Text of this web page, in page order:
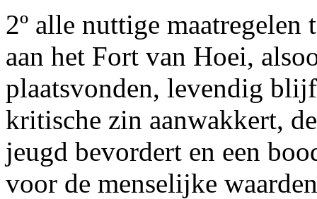
2º alle nuttige
aan het Fort van Hoei,
plaatsvonden, levendig
kritische zin aanwakkert,
jeugd bevordert en een
voor de menselijke